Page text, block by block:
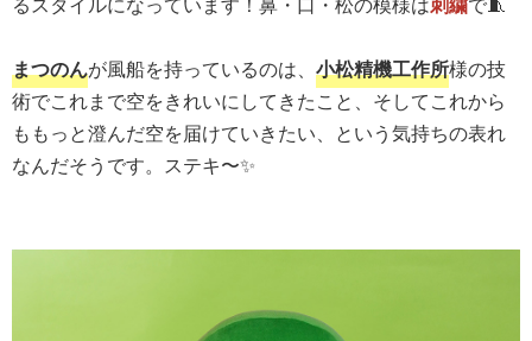
まつのんが風船を持っているのは、 小松精機工作所様の技
術でこれまで空をきれいにしてきたこと、そしてこれから
ももっと澄んだ空を届けていきたい、という気持ちの表れ
なんだそうです。ステキ〜✨